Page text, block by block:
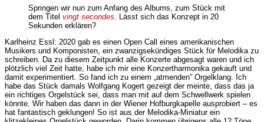
Springen wir nun zum Anfang des Albums, zum Stück mit
dem Titel vingt secondes . Lässt sich das Konzept in 20
Sekunden erklären?
Karlheinz Essl: 2020 gab es einen Open Call eines amerikanischen
Musikers und Komponisten, ein zwanzigsekündiges Stück für Melodika zu
schreiben. Da zu diesem Zeitpunkt alle Konzerte abgesagt waren und ich
plötzlich viel Zeit hatte, habe ich mir eine Konzertharmonika gekauft und
damit experimentiert. So fand ich zu einem „atmenden” Orgelklang. Ich
habe das Stück damals Wolfgang Kogert gezeigt der meinte, dass das ja
ein richtiges Orgelstück sei, dass man mit auf dem Schwellwerk spielen
könnte. Wir haben das dann in der Wiener Hofburgkapelle ausprobiert – es
hat fantastisch geklungen! So ist aus der Melodika-Miniatur ein